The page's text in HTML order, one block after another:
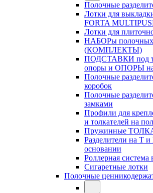
Полочные
Лотки для
FORTA
Лотки для
НАБОРы полочных
(КОМПЛЕКТЫ)
ПОДСТАВКИ под
опоры и ОПОРЫ
Полочные
коробок
Полочные
замками
Профили для
и толкателей на
Пружинные
Разделители на Т
основании
Роллерная система
Сигаретные лотки
Полочные